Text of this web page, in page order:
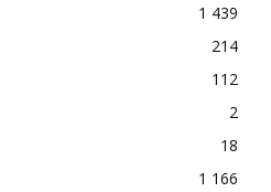
1 439
214
112
2
18
1 166